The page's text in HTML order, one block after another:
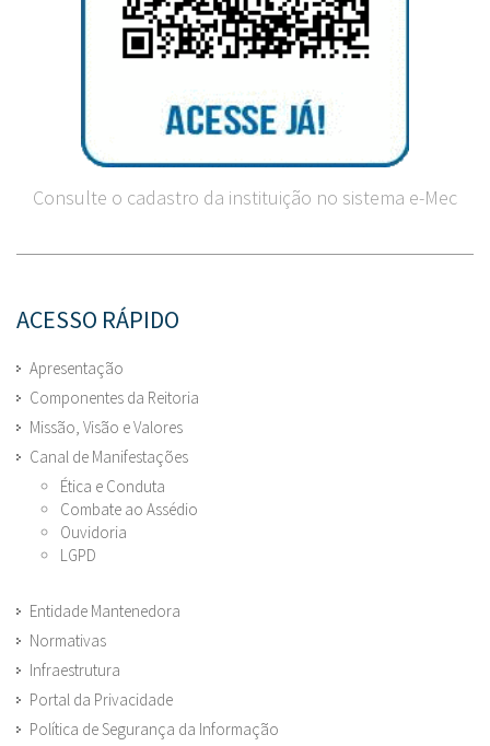
Consulte o cadastro da instituição no sistema e-Mec
ACESSO RÁPIDO
Apresentação
Componentes da Reitoria
Missão, Visão e Valores
Canal de Manifestações
Ética e Conduta
Combate ao Assédio
Ouvidoria
LGPD
Entidade Mantenedora
Normativas
Infraestrutura
Portal da Privacidade
Política de Segurança da Informação